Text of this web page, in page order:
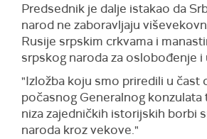
Predsednik je dalje istakao da
narod ne zaboravljaju
Rusije srpskim crkvama i
srpskog naroda za oslobođenje i
"Izložba koju smo priredili u čast
počasnog Generalnog konzulata
niza zajedničkih istorijskih borbi
naroda kroz vekove."